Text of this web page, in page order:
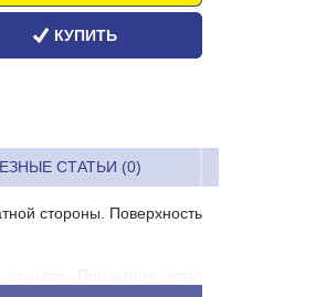
КУПИТЬ
СТАТЬИ (0)
стороны. Поверхность